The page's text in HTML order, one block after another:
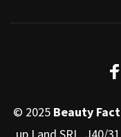
© 2025 Beauty